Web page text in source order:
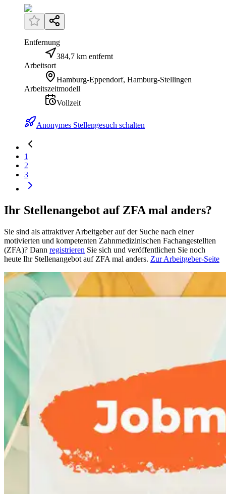
Entfernung
384,7 km entfernt
Arbeitsort
Hamburg-Eppendorf, Hamburg-Stellingen
Arbeitszeitmodell
Vollzeit
Anonymes Stellengesuch schalten
1
2
3
Ihr Stellenangebot auf ZFA mal anders?
Sie sind als attraktiver Arbeitgeber auf der Suche nach einer
motivierten und kompetenten Zahnmedizinischen Fachangestellten
(ZFA)? Dann registrieren Sie sich und veröffentlichen Sie noch
heute Ihr Stellenangebot auf ZFA mal anders. Zur Arbeitgeber-Seite